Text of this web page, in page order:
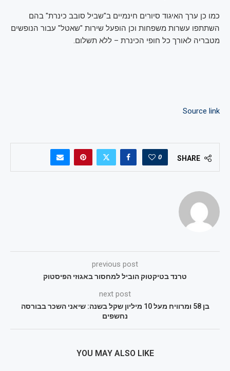
כמו כן ערך האיגוד סיורים חינמיים ב"שביל סובב כינרת" בהם
השתתפו עשרות משפחות וכן הופעל שירות "שאטל" עבור הנופשים
מטבריה לאורך כל חופי הכינרת – ללא תשלום.
Source link
SHARE
0
previous post
טרנד בטיקטוק הוביל למחסור באגוזי הפיסטוק
next post
בן 58 ומרוויח מעל 10 מיליון שקל בשנה: שיאני השכר בבורסה
נחשפים
YOU MAY ALSO LIKE